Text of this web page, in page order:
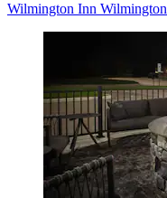
Wilmington Inn Wilmington